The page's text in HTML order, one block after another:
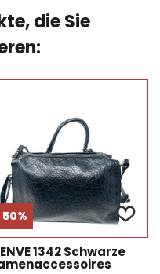
die Sie
50%
1342 Schwarze